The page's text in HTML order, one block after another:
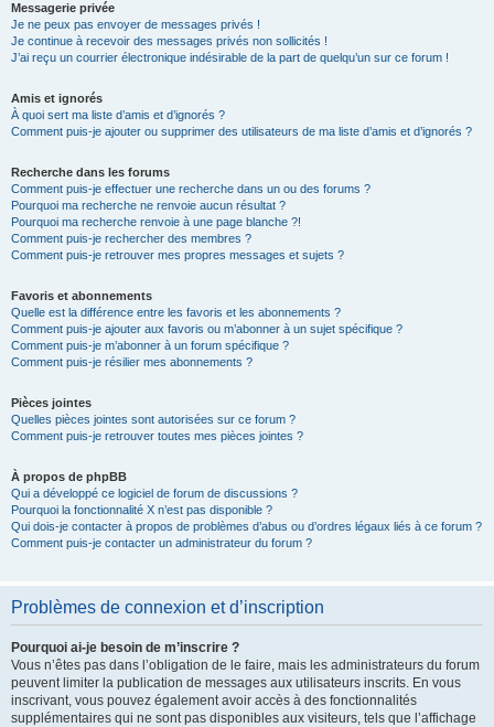
Messagerie privée
Je ne peux pas envoyer de messages privés !
Je continue à recevoir des messages privés non sollicités !
J’ai reçu un courrier électronique indésirable de la part de quelqu’un sur ce forum !
Amis et ignorés
À quoi sert ma liste d’amis et d’ignorés ?
Comment puis-je ajouter ou supprimer des utilisateurs de ma liste d’amis et d’ignorés ?
Recherche dans les forums
Comment puis-je effectuer une recherche dans un ou des forums ?
Pourquoi ma recherche ne renvoie aucun résultat ?
Pourquoi ma recherche renvoie à une page blanche ?!
Comment puis-je rechercher des membres ?
Comment puis-je retrouver mes propres messages et sujets ?
Favoris et abonnements
Quelle est la différence entre les favoris et les abonnements ?
Comment puis-je ajouter aux favoris ou m’abonner à un sujet spécifique ?
Comment puis-je m’abonner à un forum spécifique ?
Comment puis-je résilier mes abonnements ?
Pièces jointes
Quelles pièces jointes sont autorisées sur ce forum ?
Comment puis-je retrouver toutes mes pièces jointes ?
À propos de phpBB
Qui a développé ce logiciel de forum de discussions ?
Pourquoi la fonctionnalité X n’est pas disponible ?
Qui dois-je contacter à propos de problèmes d’abus ou d’ordres légaux liés à ce forum ?
Comment puis-je contacter un administrateur du forum ?
Problèmes de connexion et d’inscription
Pourquoi ai-je besoin de m’inscrire ?
Vous n’êtes pas dans l’obligation de le faire, mais les administrateurs du forum
peuvent limiter la publication de messages aux utilisateurs inscrits. En vous
inscrivant, vous pouvez également avoir accès à des fonctionnalités
supplémentaires qui ne sont pas disponibles aux visiteurs, tels que l’affichage